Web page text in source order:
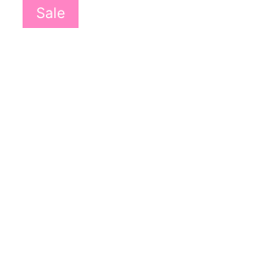
Sale